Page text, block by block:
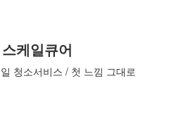
스케일큐어
청소서비스 / 첫 느낌 그대로